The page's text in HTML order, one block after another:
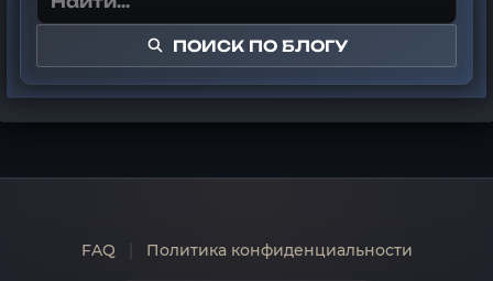
ПОИСК ПО БЛОГУ
FAQ Политика конфиденциальности